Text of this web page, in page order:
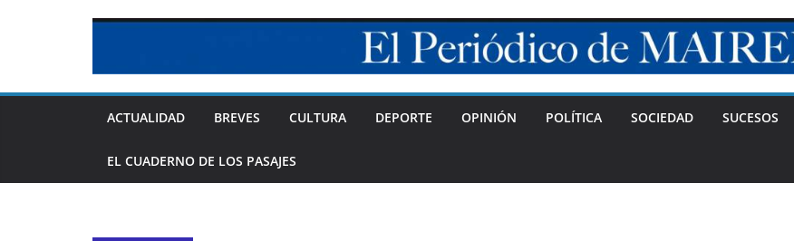
ACTUALIDAD BREVES CULTURA DEPORTE OPINIÓN POLÍTICA SOCIEDAD SUCESOS
EL CUADERNO DE LOS PASAJES